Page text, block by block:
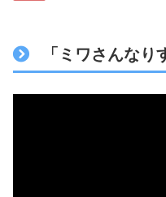
「ミワさんな